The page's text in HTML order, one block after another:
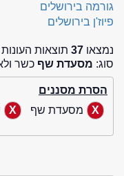
גורמה בירושלים
פיוז'ן בירושלים
נמצאו 37 תוצאות
סוג: מסעדת שף כשר
הסרת מסננים
מסעדת שף